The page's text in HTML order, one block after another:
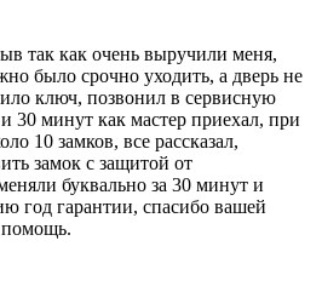
так как очень выручили меня,
было срочно уходить, а дверь не
ключ, позвонил в сервисную
30 минут как мастер приехал, при
10 замков, все рассказал,
замок с защитой от
буквально за 30 минут и
год гарантии, спасибо вашей